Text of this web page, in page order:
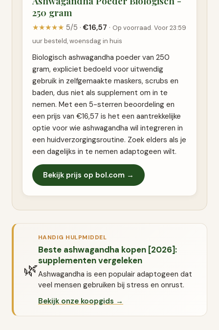
250 gram
★★★★★ 5/5 ·€16,57 · Op voorraad. Voor 23:59
uur besteld, woensdag in huis
Biologisch ashwagandha poeder van 250
gram, expliciet bedoeld voor uitwendig
gebruik in zelfgemaakte maskers, scrubs en
baden, dus niet als supplement om in te
nemen. Met een 5-sterren beoordeling en
een prijs van €16,57 is het een aantrekkelijke
optie voor wie ashwagandha wil integreren in
een huidverzorgingsroutine. Zoek elders als je
een dagelijks in te nemen adaptogeen wilt.
Bekijk prijs op bol.com →
🌿
HANDIG HULPMIDDEL
Beste ashwagandha kopen [2026]:
supplementen vergeleken
Ashwagandha is een populair adaptogeen dat
veel mensen gebruiken bij stress en onrust.
Bekijk onze koopgids →